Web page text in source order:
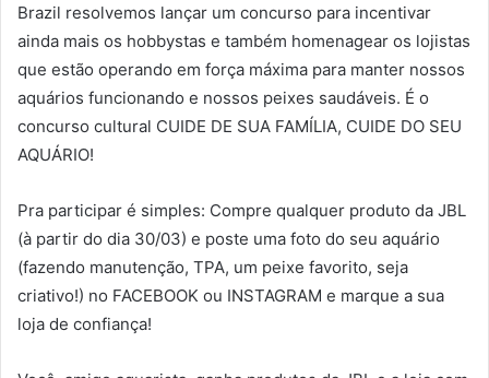
Brazil resolvemos lançar um concurso para incentivar
ainda mais os hobbystas e também homenagear os lojistas
que estão operando em força máxima para manter nossos
aquários funcionando e nossos peixes saudáveis. É o
concurso cultural CUIDE DE SUA FAMÍLIA, CUIDE DO SEU
AQUÁRIO!
Pra participar é simples: Compre qualquer produto da JBL
(à partir do dia 30/03) e poste uma foto do seu aquário
(fazendo manutenção, TPA, um peixe favorito, seja
criativo!) no FACEBOOK ou INSTAGRAM e marque a sua
loja de confiança!